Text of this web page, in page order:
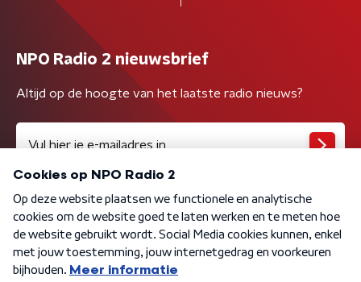
NPO Radio 2 nieuwsbrief
Altijd op de hoogte van het laatste radio nieuws?
Algemene voorwaarden